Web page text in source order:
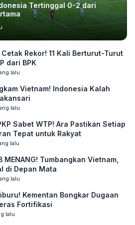
Tertinggal 0-2 dari
Cetak Rekor! 11 Kali Berturut-Turut
dari BPK
lalu
Vietnam! Indonesia Kalah
lalu
Sabet WTP! Ara Pastikan Setiap
Tepat untuk Rakyat
lalu
MENANG! Tumbangkan Vietnam,
di Depan Mata
lalu
Kementan Bongkar Dugaan
Fortifikasi
lalu